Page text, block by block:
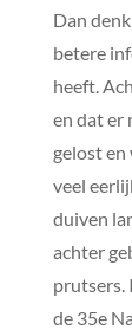
Dan
betere
heeft.
en dat er
gelost en
veel
duiven
achter
prutsers.
de 35e